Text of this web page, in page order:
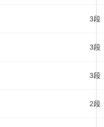
3段
3段
3段
2段